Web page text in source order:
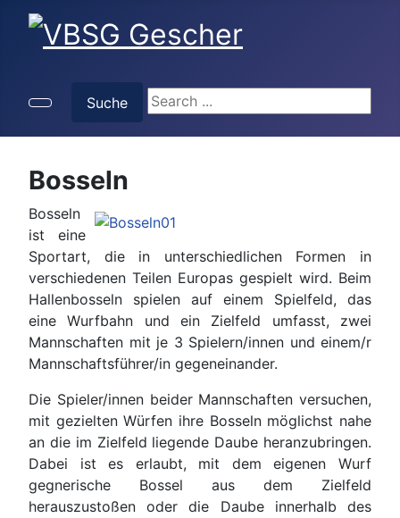
Suche
Suche
Bosseln
Bosseln
ist eine
Sportart, die in unterschiedlichen Formen in
verschiedenen Teilen Europas gespielt wird. Beim
Hallenbosseln spielen auf einem Spielfeld, das
eine Wurfbahn und ein Zielfeld umfasst, zwei
Mannschaften mit je 3 Spielern/innen und einem/r
Mannschaftsführer/in gegeneinander.
Die Spieler/innen beider Mannschaften versuchen,
mit gezielten Würfen ihre Bosseln möglichst nahe
an die im Zielfeld liegende Daube heranzubringen.
Dabei ist es erlaubt, mit dem eigenen Wurf
gegnerische Bossel aus dem Zielfeld
herauszustoßen oder die Daube innerhalb des